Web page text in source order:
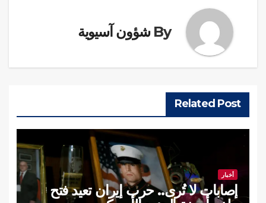
By شؤون آسيوية
Related Post
أخبار
إصابات لا تُرى.. حرب إيران تعيد فتح